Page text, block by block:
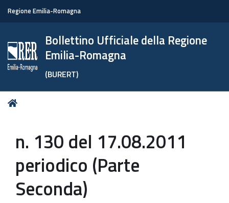
Regione Emilia-Romagna
Bollettino Ufficiale della Regione
Emilia-Romagna
(BURERT)
Tu
n. 130 del 17.08.2011
periodico (Parte
Seconda)